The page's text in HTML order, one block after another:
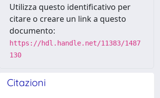
Utilizza questo identificativo per
citare o creare un link a questo
documento:
https://hdl.handle.net/11383/1487
130
Citazioni